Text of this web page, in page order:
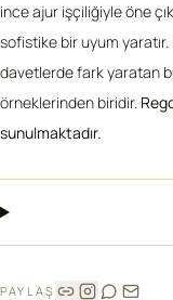
ince ajur işçiliğiyle öne
sofistike bir uyum
davetlerde fark yaratan
örneklerinden biridir.
sunulmaktadır.
PAYLAŞ